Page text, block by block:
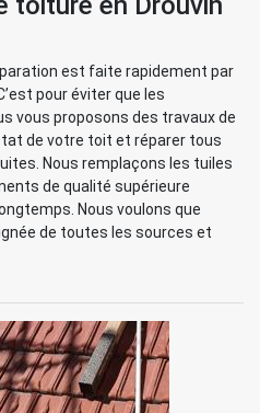
est faite rapidement par
pour éviter que les
vous proposons des travaux de
de votre toit et réparer tous
Nous remplaçons les tuiles
de qualité supérieure
Nous voulons que
de toutes les sources et